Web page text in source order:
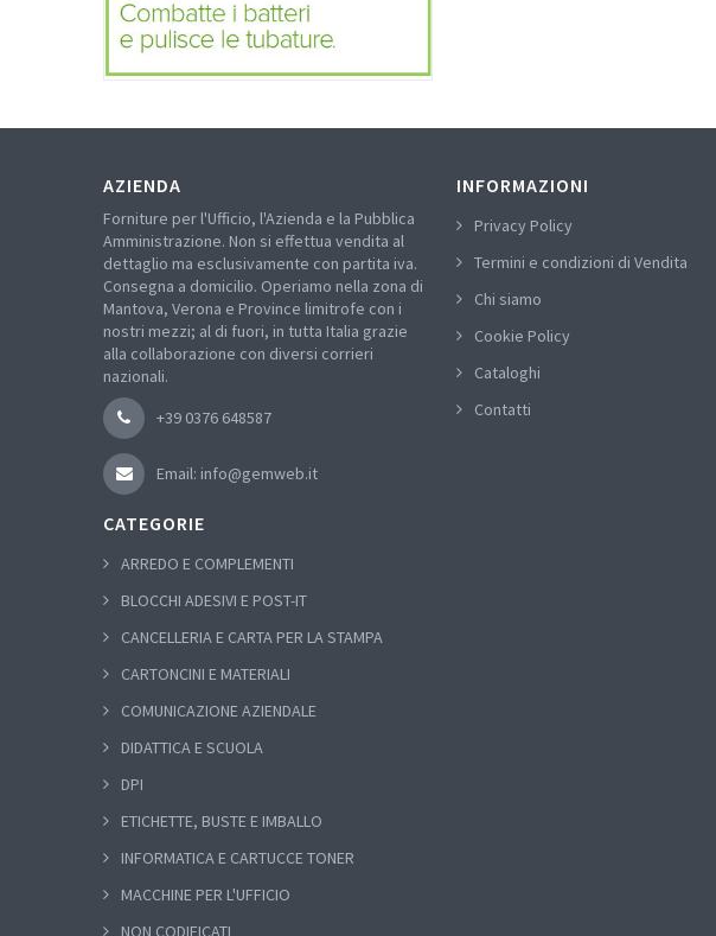
AZIENDA
Forniture per l'Ufficio, l'Azienda e la Pubblica
Amministrazione. Non si effettua vendita al
dettaglio ma esclusivamente con partita iva.
Consegna a domicilio. Operiamo nella zona di
Mantova, Verona e Province limitrofe con i
nostri mezzi; al di fuori, in tutta Italia grazie
alla collaborazione con diversi corrieri
nazionali.
+39 0376 648587
Email: info@gemweb.it
INFORMAZIONI
Privacy Policy
Termini e condizioni di Vendita
Chi siamo
Cookie Policy
Cataloghi
Contatti
CATEGORIE
ARREDO E COMPLEMENTI
BLOCCHI ADESIVI E POST-IT
CANCELLERIA E CARTA PER LA STAMPA
CARTONCINI E MATERIALI
COMUNICAZIONE AZIENDALE
DIDATTICA E SCUOLA
DPI
ETICHETTE, BUSTE E IMBALLO
INFORMATICA E CARTUCCE TONER
MACCHINE PER L'UFFICIO
NON CODIFICATI